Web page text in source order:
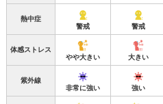
熱中症
警戒
警戒
体感ストレス
やや大きい
大きい
紫外線
非常に強い
強い